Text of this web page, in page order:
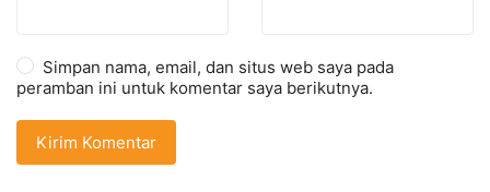
Simpan nama, email, dan situs web saya pada
peramban ini untuk komentar saya berikutnya.